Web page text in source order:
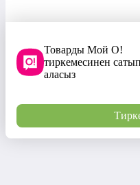
Товарды Мой О!
тиркемесинен
аласыз